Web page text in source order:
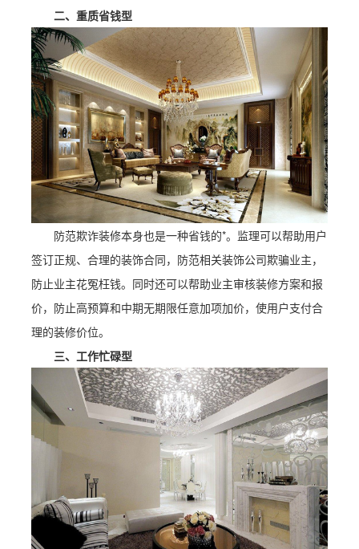
二、重质省钱型
防范欺诈装修本身也是一种省钱的*。监理可以帮助用户
签订正规、合理的装饰合同，防范相关装饰公司欺骗业主，
防止业主花冤枉钱。同时还可以帮助业主审核装修方案和报
价，防止高预算和中期无期限任意加项加价，使用户支付合
理的装修价位。
三、工作忙碌型